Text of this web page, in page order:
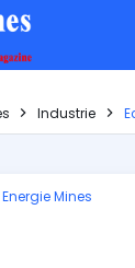
Industrie
Energie Mines